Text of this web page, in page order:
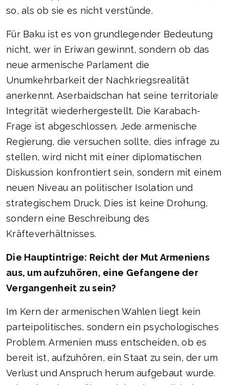
so, als ob sie es nicht verstünde.
Für Baku ist es von grundlegender Bedeutung
nicht, wer in Eriwan gewinnt, sondern ob das
neue armenische Parlament die
Unumkehrbarkeit der Nachkriegsrealität
anerkennt. Aserbaidschan hat seine territoriale
Integrität wiederhergestellt. Die Karabach-
Frage ist abgeschlossen. Jede armenische
Regierung, die versuchen sollte, dies infrage zu
stellen, wird nicht mit einer diplomatischen
Diskussion konfrontiert sein, sondern mit einem
neuen Niveau an politischer Isolation und
strategischem Druck. Dies ist keine Drohung,
sondern eine Beschreibung des
Kräfteverhältnisses.
Die Hauptintrige: Reicht der Mut Armeniens
aus, um aufzuhören, eine Gefangene der
Vergangenheit zu sein?
Im Kern der armenischen Wahlen liegt kein
parteipolitisches, sondern ein psychologisches
Problem. Armenien muss entscheiden, ob es
bereit ist, aufzuhören, ein Staat zu sein, der um
Verlust und Anspruch herum aufgebaut wurde.